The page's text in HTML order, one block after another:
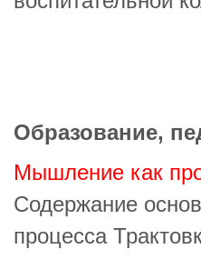
Образование,
Мышление как
Содержание
процесса